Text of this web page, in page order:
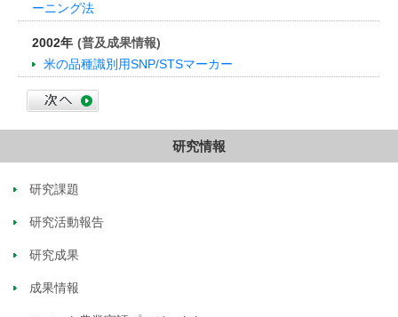
ーニング法
2002年 (普及成果情報)
米の品種識別用SNP/STSマーカー
研究情報
研究課題
研究活動報告
研究成果
成果情報